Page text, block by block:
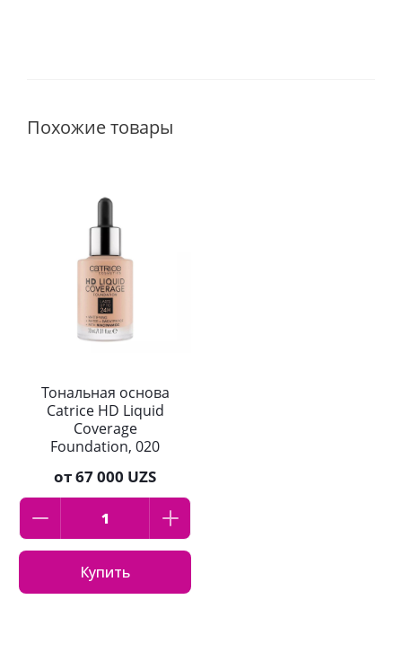
Похожие товары
Тональная основа
Catrice HD Liquid
Coverage
Foundation, 020
беж, 30 мл
от67 000 UZS
Купить